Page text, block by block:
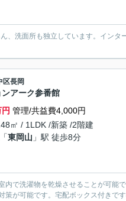
洗面所も独立しています。インタ
区長岡
ンアーク参番館
管理/共益費4,000円
㎡ / 1LDK /新築 /2階建
「東岡山 」駅 徒歩8分
内で洗濯物を乾燥させることが可能
策が可能です。宅配ボックス付きで